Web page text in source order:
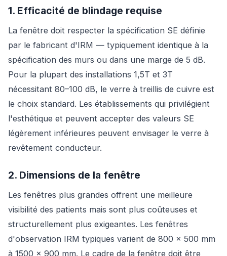
1. Efficacité de blindage requise
La fenêtre doit respecter la spécification SE définie
par le fabricant d'IRM — typiquement identique à la
spécification des murs ou dans une marge de 5 dB.
Pour la plupart des installations 1,5T et 3T
nécessitant 80–100 dB, le verre à treillis de cuivre est
le choix standard. Les établissements qui privilégient
l'esthétique et peuvent accepter des valeurs SE
légèrement inférieures peuvent envisager le verre à
revêtement conducteur.
2. Dimensions de la fenêtre
Les fenêtres plus grandes offrent une meilleure
visibilité des patients mais sont plus coûteuses et
structurellement plus exigeantes. Les fenêtres
d'observation IRM typiques varient de 800 × 500 mm
à 1500 × 900 mm. Le cadre de la fenêtre doit être